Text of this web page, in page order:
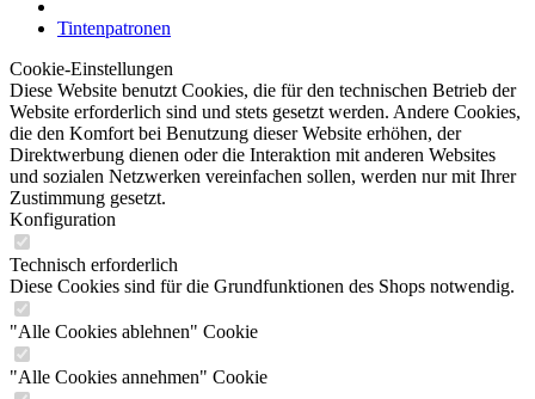
Tintenpatronen
Cookie-Einstellungen
Diese Website benutzt Cookies, die für den technischen Betrieb der
Website erforderlich sind und stets gesetzt werden. Andere Cookies,
die den Komfort bei Benutzung dieser Website erhöhen, der
Direktwerbung dienen oder die Interaktion mit anderen Websites
und sozialen Netzwerken vereinfachen sollen, werden nur mit Ihrer
Zustimmung gesetzt.
Konfiguration
Technisch erforderlich
Diese Cookies sind für die Grundfunktionen des Shops notwendig.
"Alle Cookies ablehnen" Cookie
"Alle Cookies annehmen" Cookie